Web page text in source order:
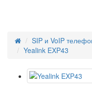
SIP и VoIP
Yealink EXP43